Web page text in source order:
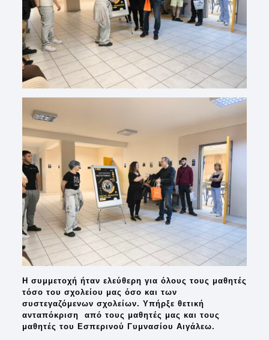
Η συμμετοχή ήταν ελεύθερη για όλους τους μαθητές
τόσο του σχολείου μας όσο και των
συστεγαζόμενων σχολείων. Υπήρξε θετική
ανταπόκριση από τους μαθητές μας και τους
μαθητές του Εσπερινού Γυμνασίου Αιγάλεω.